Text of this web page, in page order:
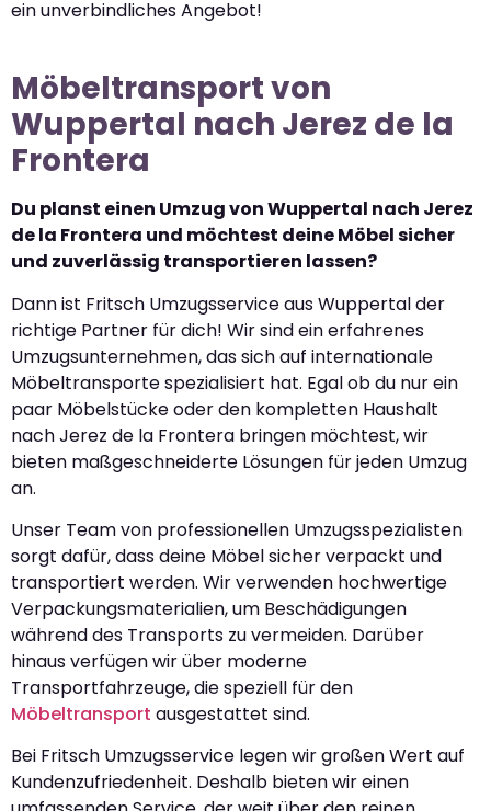
ein unverbindliches Angebot!
Möbeltransport von
Wuppertal nach Jerez de la
Frontera
Du planst einen Umzug von Wuppertal nach Jerez
de la Frontera und möchtest deine Möbel sicher
und zuverlässig transportieren lassen?
Dann ist Fritsch Umzugsservice aus Wuppertal der
richtige Partner für dich! Wir sind ein erfahrenes
Umzugsunternehmen, das sich auf internationale
Möbeltransporte spezialisiert hat. Egal ob du nur ein
paar Möbelstücke oder den kompletten Haushalt
nach Jerez de la Frontera bringen möchtest, wir
bieten maßgeschneiderte Lösungen für jeden Umzug
an.
Unser Team von professionellen Umzugsspezialisten
sorgt dafür, dass deine Möbel sicher verpackt und
transportiert werden. Wir verwenden hochwertige
Verpackungsmaterialien, um Beschädigungen
während des Transports zu vermeiden. Darüber
hinaus verfügen wir über moderne
Transportfahrzeuge, die speziell für den
Möbeltransport ausgestattet sind.
Bei Fritsch Umzugsservice legen wir großen Wert auf
Kundenzufriedenheit. Deshalb bieten wir einen